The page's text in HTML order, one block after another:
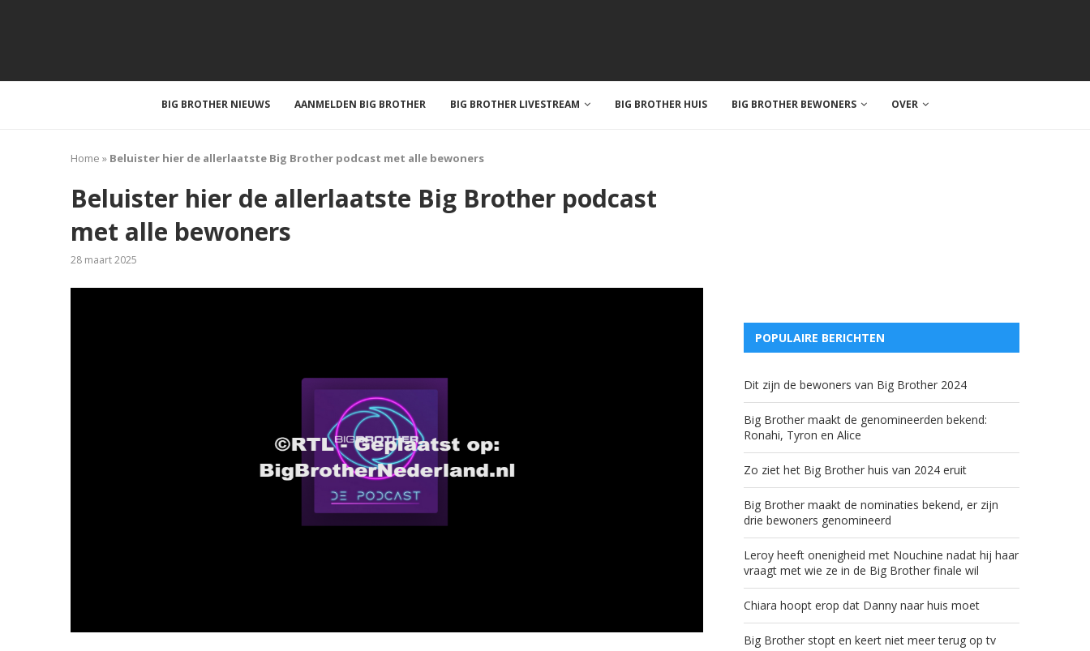
BIG BROTHER NIEUWS AANMELDEN BIG BROTHER BIG BROTHER LIVESTREAM BIG BROTHER HUIS BIG BROTHER BEWONERS OVER
Home » Beluister hier de allerlaatste Big Brother podcast met alle bewoners
Beluister hier de allerlaatste Big Brother podcast
met alle bewoners
28 maart 2025
POPULAIRE BERICHTEN
Dit zijn de bewoners van Big Brother 2024
Big Brother maakt de genomineerden bekend:
Ronahi, Tyron en Alice
Zo ziet het Big Brother huis van 2024 eruit
Big Brother maakt de nominaties bekend, er zijn
drie bewoners genomineerd
Leroy heeft onenigheid met Nouchine nadat hij haar
vraagt met wie ze in de Big Brother finale wil
Chiara hoopt erop dat Danny naar huis moet
Big Brother stopt en keert niet meer terug op tv